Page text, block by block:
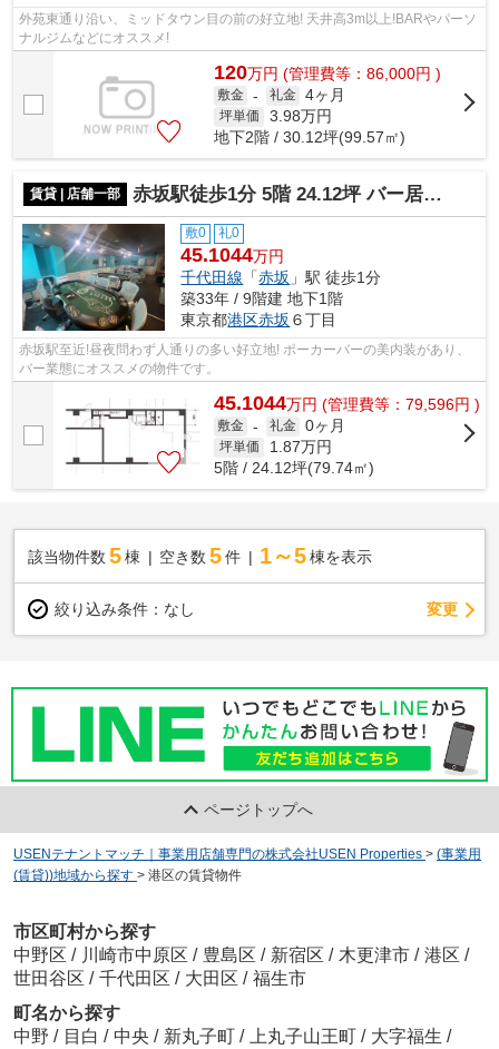
外苑東通り沿い、ミッドタウン目の前の好立地! 天井高3m以上!BARやパーソ
ナルジムなどにオススメ!
120万円 (管理費等：86,000円 )
敷金 - 礼金 4ヶ月
坪単価 3.98万円
地下2階 / 30.12坪(99.57㎡)
賃貸 | 店舗一部 赤坂駅徒歩1分 5階 24.12坪 バー居抜き
敷0 礼0
45.1044万円
千代田線 「赤坂 」駅 徒歩1分
築33年 / 9階建 地下1階
東京都港区赤坂 ６丁目
赤坂駅至近!昼夜問わず人通りの多い好立地! ポーカーバーの美内装があり、
バー業態にオススメの物件です。
45.1044万円 (管理費等：79,596円 )
敷金 - 礼金 0ヶ月
坪単価 1.87万円
5階 / 24.12坪(79.74㎡)
該当物件数 5棟 空き数 5 件 1～5 棟を表示
絞り込み条件： なし 変更
ページトップへ
USENテナントマッチ｜事業用店舗専門の株式会社USEN Properties > (事業用
(賃貸))地域から探す > 港区の賃貸物件
市区町村から探す
中野区 / 川崎市中原区 / 豊島区 / 新宿区 / 木更津市 / 港区 /
世田谷区 / 千代田区 / 大田区 / 福生市
町名から探す
中野 / 目白 / 中央 / 新丸子町 / 上丸子山王町 / 大字福生 /